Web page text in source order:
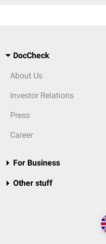
DocCheck
About Us
Investor Relations
Press
Career
For Business
Other stuff